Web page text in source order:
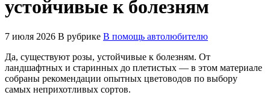
устойчивые к болезням
7 июля 2026 В рубрике В помощь автолюбителю
Да, существуют розы, устойчивые к болезням. От
ландшафтных и старинных до плетистых — в этом материале
собраны рекомендации опытных цветоводов по выбору
самых неприхотливых сортов.